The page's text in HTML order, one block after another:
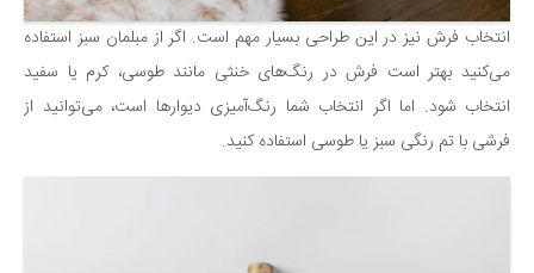
انتخاب فرش نیز در این طراحی بسیار مهم است. اگر از مبلمان سبز استفاده
می‌کنید بهتر است فرش در رنگ‌های خنثی مانند طوسی، کرم یا سفید
انتخاب شود. اما اگر انتخاب شما رنگ‌آمیزی دیوارها است، می‌توانید از
فرشی با تم رنگی سبز یا طوسی استفاده کنید.